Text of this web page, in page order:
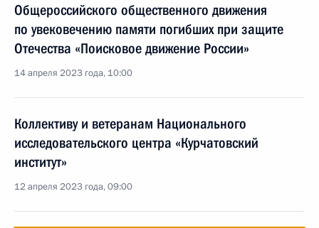
Общероссийского общественного движения
по увековечению памяти погибших при защите
Отечества «Поисковое движение России»
14 апреля 2023 года, 10:00
Коллективу и ветеранам Национального
исследовательского центра «Курчатовский
институт»
12 апреля 2023 года, 09:00